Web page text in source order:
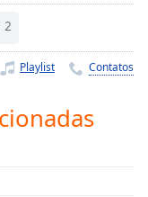
2
Playlist Contatos